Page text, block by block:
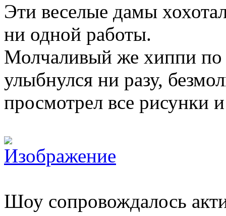
Эти веселые дамы
ни одной работы.
Молчаливый же хиппи по
улыбнулся ни разу,
просмотрел все рисунки
Шоу сопровождалось